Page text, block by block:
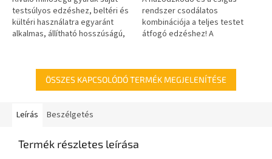
csillag.
testsúlyos edzéshez, beltéri és
kültéri használatra egyaránt
alkalmas, állítható hosszúságú,
csillag.
rendszer csodálatos
kombinációja a teljes testet
átfogó edzéshez! A
ÖSSZES KAPCSOLÓDÓ TERMÉK MEGJELENÍTÉSE
Leírás Beszélgetés
Termék részletes leírása